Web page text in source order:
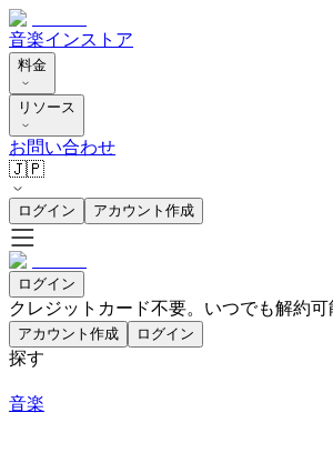
音楽インストア
料金
リソース
お問い合わせ
🇯🇵
ログイン アカウント作成
ログイン
クレジットカード不要。いつでも解約可
アカウント作成 ログイン
探す
音楽